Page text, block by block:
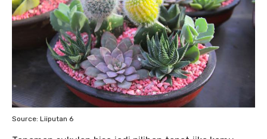
Source: Liiputan 6